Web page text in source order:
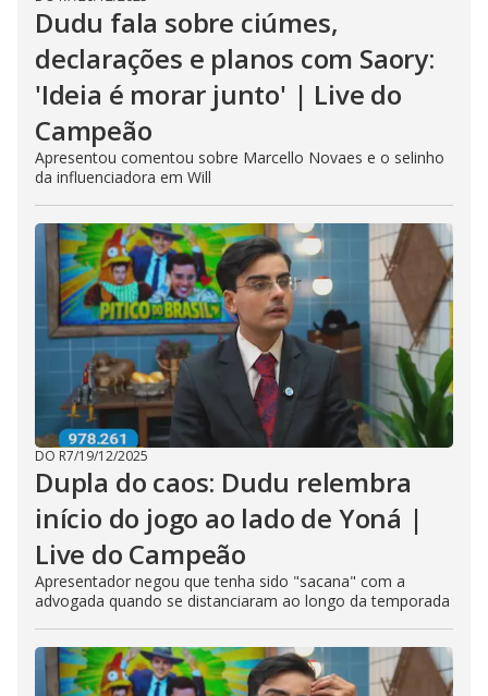
Dudu fala sobre ciúmes,
declarações e planos com Saory:
'Ideia é morar junto' | Live do
Campeão
Apresentou comentou sobre Marcello Novaes e o selinho
da influenciadora em Will
DO R7/19/12/2025
Dupla do caos: Dudu relembra
início do jogo ao lado de Yoná |
Live do Campeão
Apresentador negou que tenha sido "sacana" com a
advogada quando se distanciaram ao longo da temporada